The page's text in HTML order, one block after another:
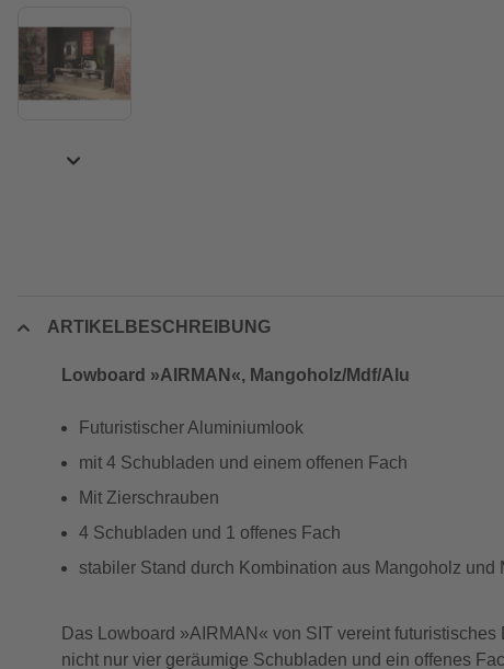
ARTIKELBESCHREIBUNG
Lowboard »AIRMAN«, Mangoholz/Mdf/Alu
Futuristischer Aluminiumlook
mit 4 Schubladen und einem offenen Fach
Mit Zierschrauben
4 Schubladen und 1 offenes Fach
stabiler Stand durch Kombination aus Mangoholz und
Das Lowboard »AIRMAN« von SIT vereint
nicht nur vier geräumige Schubladen und ein offenes